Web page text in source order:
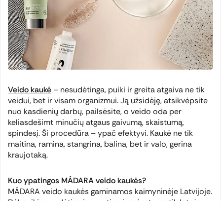
Veido kaukė – nesudėtinga, puiki ir greita atgaiva ne tik
veidui, bet ir visam organizmui. Ją užsidėję, atsikvėpsite
nuo kasdienių darbų, pailsėsite, o veido oda per
keliasdešimt minučių atgaus gaivumą, skaistumą,
spindesį. Ši procedūra – ypač efektyvi. Kaukė ne tik
maitina, ramina, stangrina, balina, bet ir valo, gerina
kraujotaką.
Kuo ypatingos MÁDARA veido kaukės?
MÁDARA veido kaukės gaminamos kaimyninėje Latvijoje.